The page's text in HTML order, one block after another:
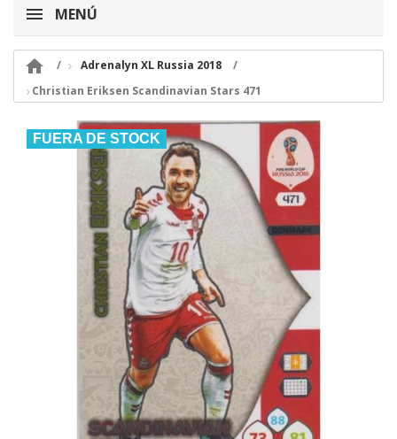
MENÚ

Adrenalyn XL Russia 2018
Christian Eriksen Scandinavian Stars 471
FUERA DE STOCK